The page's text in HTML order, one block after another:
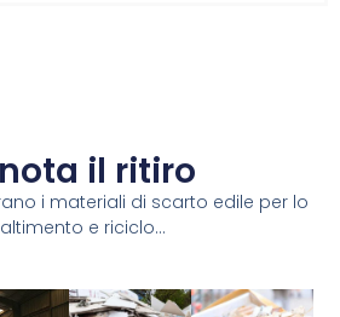
il ritiro
i materiali di scarto edile per lo
e riciclo...